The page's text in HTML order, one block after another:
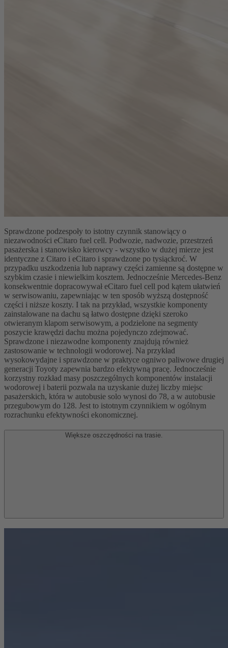
Sprawdzone podzespoły to istotny czynnik stanowiący o
niezawodności eCitaro fuel cell. Podwozie, nadwozie, przestrzeń
pasażerska i stanowisko kierowcy - wszystko w dużej mierze jest
identyczne z Citaro i eCitaro i sprawdzone po tysiąckroć. W
przypadku uszkodzenia lub naprawy części zamienne są dostępne w
szybkim czasie i niewielkim kosztem. Jednocześnie Mercedes-Benz
konsekwentnie dopracowywał eCitaro fuel cell pod kątem ułatwień
w serwisowaniu, zapewniając w ten sposób wyższą dostępność
części i niższe koszty. I tak na przykład, wszystkie komponenty
zainstalowane na dachu są łatwo dostępne dzięki szeroko
otwieranym klapom serwisowym, a podzielone na segmenty
poszycie krawędzi dachu można pojedynczo zdejmować.
Sprawdzone i niezawodne komponenty znajdują również
zastosowanie w technologii wodorowej. Na przykład
wysokowydajne i sprawdzone w praktyce ogniwo paliwowe drugiej
generacji Toyoty zapewnia bardzo efektywną pracę. Jednocześnie
korzystny rozkład masy poszczególnych komponentów instalacji
wodorowej i baterii pozwala na uzyskanie dużej liczby miejsc
pasażerskich, która w autobusie solo wynosi do 78, a w autobusie
przegubowym do 128. Jest to istotnym czynnikiem w ogólnym
rozrachunku efektywności ekonomicznej.
Większe oszczędności na trasie.